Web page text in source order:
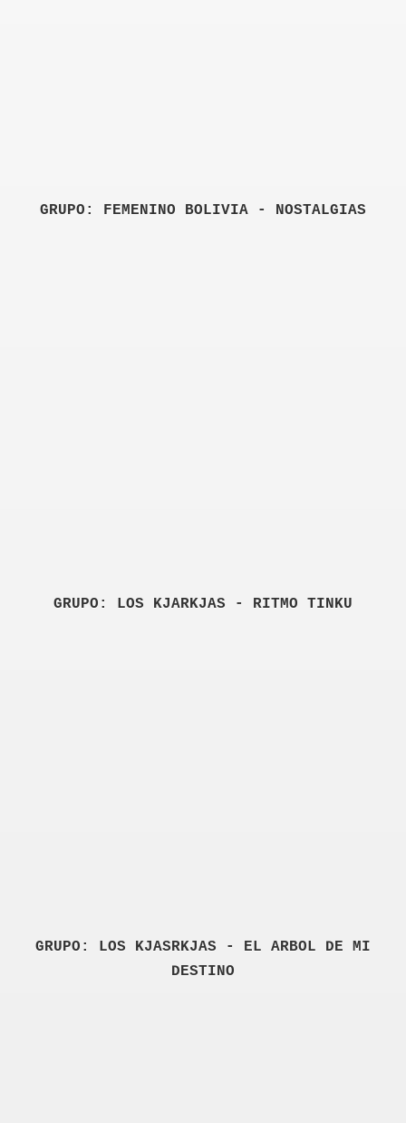
GRUPO: FEMENINO BOLIVIA - NOSTALGIAS
GRUPO: LOS KJARKJAS - RITMO TINKU
GRUPO: LOS KJASRKJAS - EL ARBOL DE MI
DESTINO